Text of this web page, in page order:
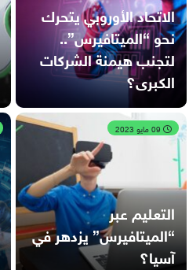
الاتحاد الأوروبي يتحرك
نحو “الميتافيرس”..
لتجنب هيمنة الشركات
الكبرى؟
التعليم عبر
“الميتافيرس” يزدهر في
آسيا؟